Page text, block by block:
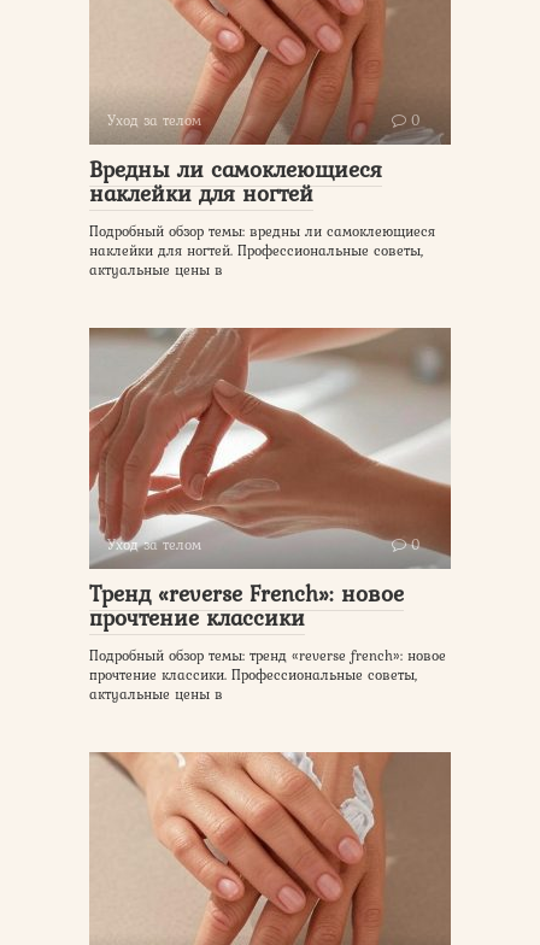
Уход за телом 0
Вредны ли самоклеющиеся
наклейки для ногтей
Подробный обзор темы: вредны ли самоклеющиеся
наклейки для ногтей. Профессиональные советы,
актуальные цены в
Уход за телом 0
Тренд «reverse French»: новое
прочтение классики
Подробный обзор темы: тренд «reverse french»: новое
прочтение классики. Профессиональные советы,
актуальные цены в